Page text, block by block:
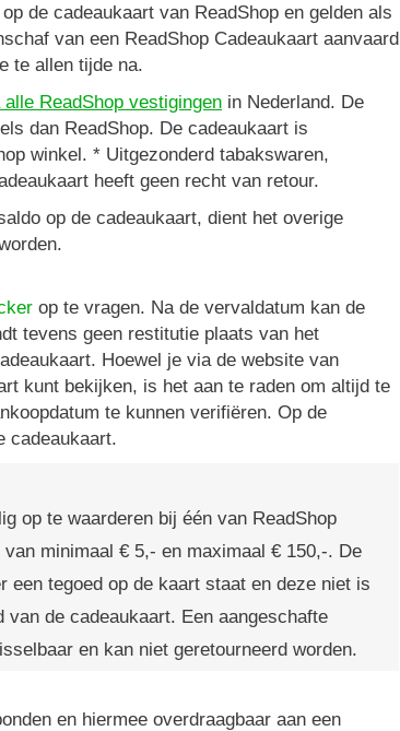
de cadeaukaart van ReadShop en gelden als
van een ReadShop Cadeaukaart aanvaard
te allen tijde na.
alle ReadShop vestigingen in Nederland. De
dan ReadShop. De cadeaukaart is
winkel. * Uitgezonderd tabakswaren,
heeft geen recht van retour.
op de cadeaukaart, dient het overige
op te vragen. Na de vervaldatum kan de
tevens geen restitutie plaats van het
Hoewel je via de website van
kunt bekijken, is het aan te raden om altijd te
te kunnen verifiëren. Op de
cadeaukaart.
op te waarderen bij één van ReadShop
minimaal € 5,- en maximaal € 150,-. De
een tegoed op de kaart staat en deze niet is
de cadeaukaart. Een aangeschafte
en kan niet geretourneerd worden.
en hiermee overdraagbaar aan een